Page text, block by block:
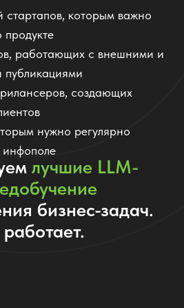
СОТРУДНИКА
о компании, и
лучше, чем я
понятно,
стартапа